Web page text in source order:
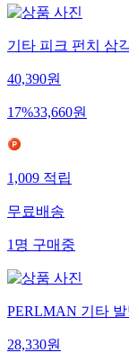
기타 피크 펀치 삼
40,390원
17%33,660원
1,009적립
무료배송
1명구매중
PERLMAN 기타
28,330원